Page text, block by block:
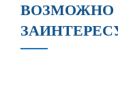
ВОЗМОЖНО